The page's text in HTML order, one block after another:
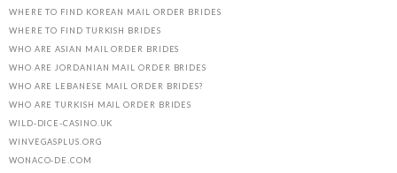
WHERE TO FIND KOREAN MAIL ORDER BRIDES
WHERE TO FIND TURKISH BRIDES
WHO ARE ASIAN MAIL ORDER BRIDES
WHO ARE JORDANIAN MAIL ORDER BRIDES
WHO ARE LEBANESE MAIL ORDER BRIDES?
WHO ARE TURKISH MAIL ORDER BRIDES
WILD-DICE-CASINO.UK
WINVEGASPLUS.ORG
WONACO-DE.COM